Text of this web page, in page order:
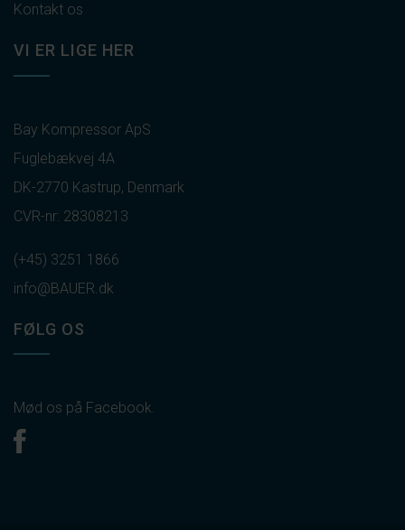
Kontakt os
VI ER LIGE HER
Bay Kompressor ApS
Fuglebækvej 4A
DK-2770 Kastrup, Denmark
CVR-nr: 28308213
(+45) 3251 1866
info@BAUER.dk
FØLG OS
Mød os på Facebook.